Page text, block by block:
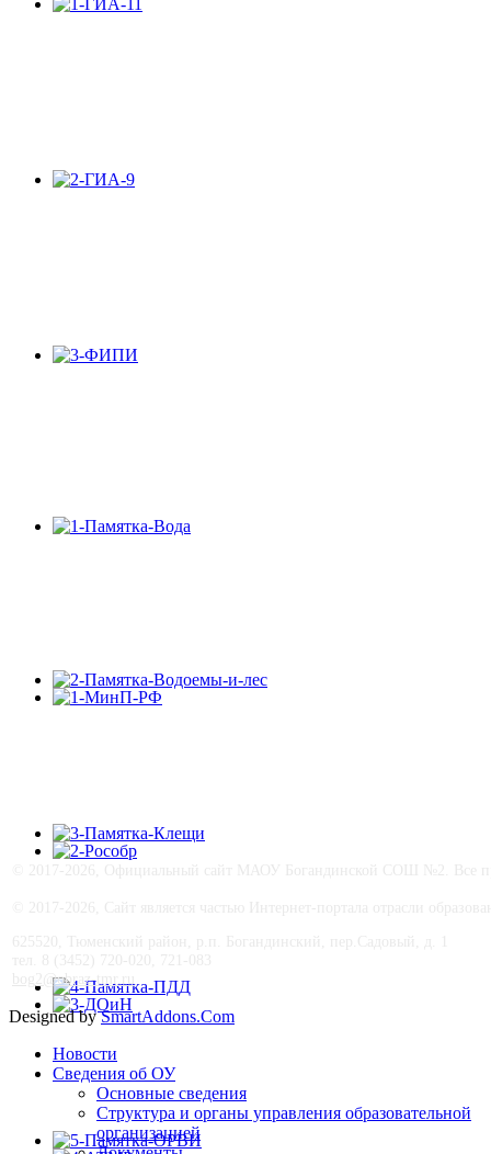
bog2@obraz-tmr.ru
Designed bySmartAddons.Com
Новости
Сведения об ОУ
Основные сведения
Структура и органы управления образовательной
организацией